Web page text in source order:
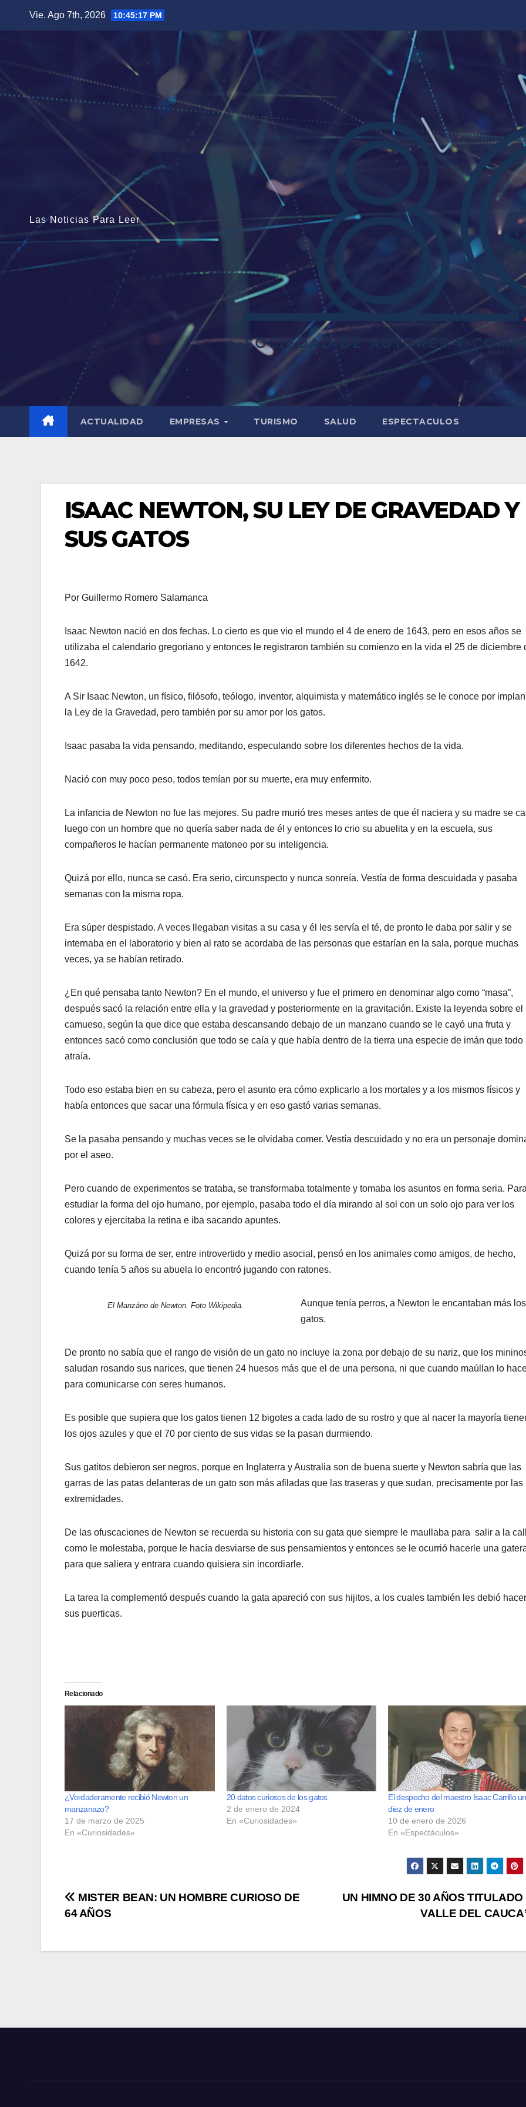
Vie. Ago 7th, 2026 10:45:18 PM
Las Noticias Para Leer
ACTUALIDAD EMPRESAS TURISMO SALUD ESPECTACULOS
ISAAC NEWTON, SU LEY DE GRAVEDAD Y
SUS GATOS
Por Guillermo Romero Salamanca
Isaac Newton nació en dos fechas. Lo cierto es que vio el mundo el 4 de enero de 1643, pero en esos años se
utilizaba el calendario gregoriano y entonces le registraron también su comienzo en la vida el 25 de diciembre
1642.
A Sir Isaac Newton, un físico, filósofo, teólogo, inventor, alquimista y matemático inglés se le conoce por
la Ley de la Gravedad, pero también por su amor por los gatos.
Isaac pasaba la vida pensando, meditando, especulando sobre los diferentes hechos de la vida.
Nació con muy poco peso, todos temían por su muerte, era muy enfermito.
La infancia de Newton no fue las mejores. Su padre murió tres meses antes de que él naciera y su madre se
luego con un hombre que no quería saber nada de él y entonces lo crio su abuelita y en la escuela, sus
compañeros le hacían permanente matoneo por su inteligencia.
Quizá por ello, nunca se casó. Era serio, circunspecto y nunca sonreía. Vestía de forma descuidada y pasaba
semanas con la misma ropa.
Era súper despistado. A veces llegaban visitas a su casa y él les servía el té, de pronto le daba por salir y se
internaba en el laboratorio y bien al rato se acordaba de las personas que estarían en la sala, porque muchas
veces, ya se habían retirado.
¿En qué pensaba tanto Newton? En el mundo, el universo y fue el primero en denominar algo como “masa”,
después sacó la relación entre ella y la gravedad y posteriormente en la gravitación. Existe la leyenda sobre el
camueso, según la que dice que estaba descansando debajo de un manzano cuando se le cayó una fruta y
entonces sacó como conclusión que todo se caía y que había dentro de la tierra una especie de imán que todo
atraía.
Todo eso estaba bien en su cabeza, pero el asunto era cómo explicarlo a los mortales y a los mismos físicos y
había entonces que sacar una fórmula física y en eso gastó varias semanas.
Se la pasaba pensando y muchas veces se le olvidaba comer. Vestía descuidado y no era un personaje
por el aseo.
Pero cuando de experimentos se trataba, se transformaba totalmente y tomaba los asuntos en forma seria. Para
estudiar la forma del ojo humano, por ejemplo, pasaba todo el día mirando al sol con un solo ojo para ver los
colores y ejercitaba la retina e iba sacando apuntes.
Quizá por su forma de ser, entre introvertido y medio asocial, pensó en los animales como amigos, de hecho,
cuando tenía 5 años su abuela lo encontró jugando con ratones.
El Manzáno de Newton. Foto Wikipedia.
Aunque tenía perros, a Newton le encantaban más los
gatos.
De pronto no sabía que el rango de visión de un gato no incluye la zona por debajo de su nariz, que los
saludan rosando sus narices, que tienen 24 huesos más que el de una persona, ni que cuando maúllan lo
para comunicarse con seres humanos.
Es posible que supiera que los gatos tienen 12 bigotes a cada lado de su rostro y que al nacer la mayoría
los ojos azules y que el 70 por ciento de sus vidas se la pasan durmiendo.
Sus gatitos debieron ser negros, porque en Inglaterra y Australia son de buena suerte y Newton sabría que las
garras de las patas delanteras de un gato son más afiladas que las traseras y que sudan, precisamente por las
extremidades.
De las ofuscaciones de Newton se recuerda su historia con su gata que siempre le maullaba para salir a la
como le molestaba, porque le hacía desviarse de sus pensamientos y entonces se le ocurrió hacerle una
para que saliera y entrara cuando quisiera sin incordiarle.
La tarea la complementó después cuando la gata apareció con sus hijitos, a los cuales también les debió
sus puerticas.
Relacionado
¿Verdaderamente recibió Newton un
manzanazo?
17 de marzo de 2025
En «Curiosidades»
20 datos curiosos de los gatos
2 de enero de 2024
En «Curiosidades»
El despecho del maestro Isaac Carrillo un
diez de enero
10 de enero de 2026
En «Espectáculos»
Navegación
entradas
UN HIMNO DE 30 AÑOS TITULADO
VALLE DEL
MISTER BEAN: UN HOMBRE CURIOSO DE
64 AÑOS